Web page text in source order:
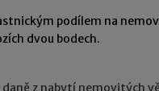
podílem na
dvou bodech.
z nabytí nemovitých